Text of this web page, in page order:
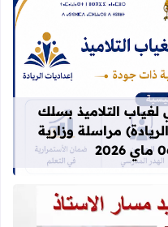
المزيد عن مأسسة الرصد الرقمي الآني
التلاميذ بسلك
مراسلة وزارية